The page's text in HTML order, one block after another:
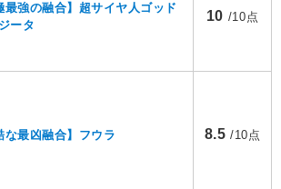
最強の融合】超サイヤ人ゴッド
ータ
10 /10点
な最凶融合】フウラ 8.5 /10点